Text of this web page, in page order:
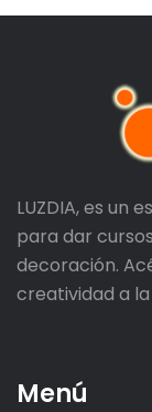
LUZDIA, es un
para dar
decoración.
creatividad a la
Menú